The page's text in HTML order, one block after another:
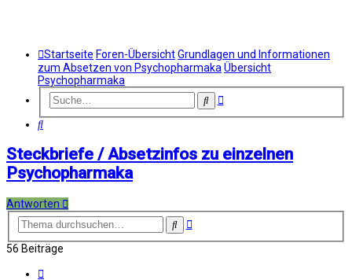
Startseite Foren-ÜbersichtGrundlagen und Informationen
zum Absetzen von Psychopharmaka Übersicht
Psychopharmaka
SucheErweiterte
Suche
Steckbriefe / Absetzinfos zu einzelnen
Psychopharmaka
Antworten
SucheErweiterte
56 Beiträge